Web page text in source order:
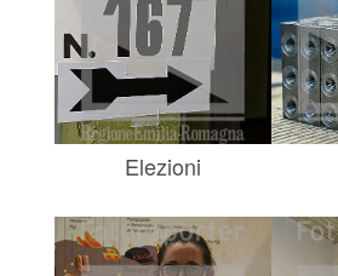
Elezioni